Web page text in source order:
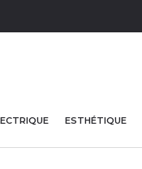
ESTHÉTIQUE